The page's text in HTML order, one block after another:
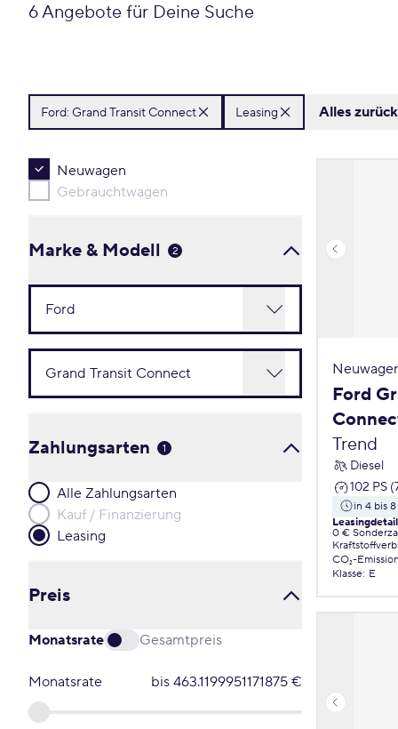
6 Angebote für Deine Suche
Ford: Grand Transit Connect Leasing Alles
Neuwagen
Gebrauchtwagen
Marke & Modell 2
Zahlungsarten 1
Alle Zahlungsarten
Kauf / Finanzierung
Leasing
Preis
Monatsrate Gesamtpreis
Monatsrate bis 463.1199951171875 €
Ford
Trend
Diesel
102 PS
in 4 bis
0 €
CO₂-
Klasse: E